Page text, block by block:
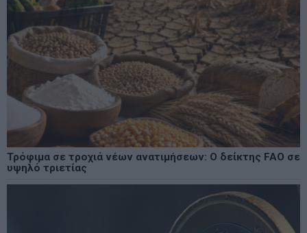
Τρόφιμα σε τροχιά νέων ανατιμήσεων: Ο δείκτης FAO σε
υψηλό τριετίας